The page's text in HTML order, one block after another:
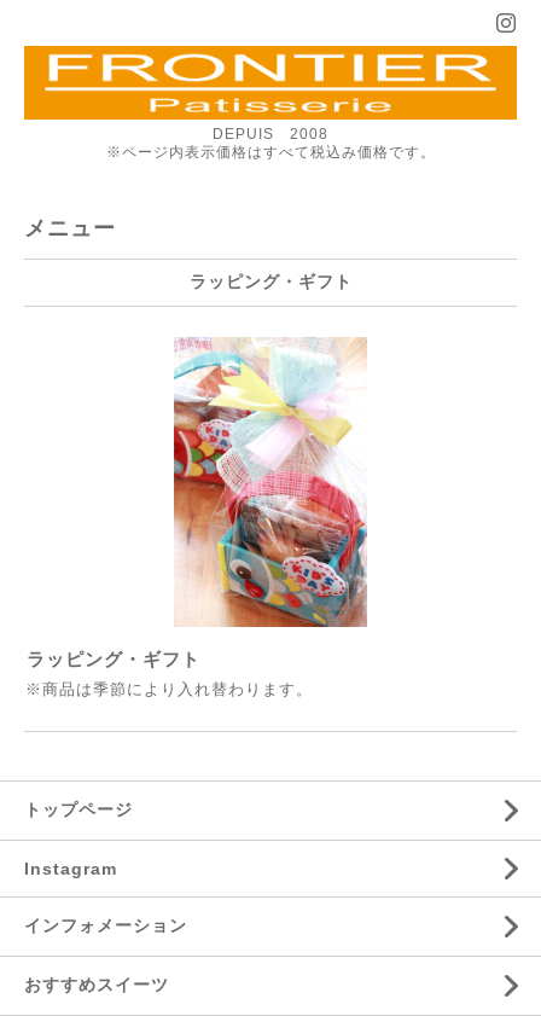
DEPUIS 2008
※ページ内表示価格はすべて税込み価格です。
メニュー
ラッピング・ギフト
ラッピング・ギフト
※商品は季節により入れ替わります。
トップページ
Instagram
インフォメーション
おすすめスイーツ